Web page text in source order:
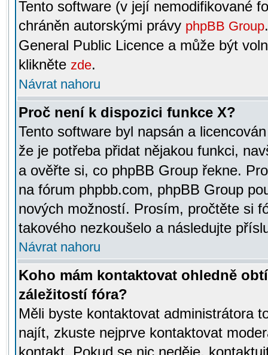
Tento software (v její nemodifikované
chráněn autorskými právy phpBB Group
General Public Licence a může být
klikněte zde.
Návrat nahoru
Proč není k dispozici funkce X?
Tento software byl napsán a
že je potřeba přidat nějakou funkci,
a ověřte si, co phpBB Group řekne.
na fórum phpbb.com, phpBB Group
nových možností. Prosím, pročtěte si
takového nezkoušelo a následujte
Návrat nahoru
Koho mám kontaktovat ohledně
záležitostí fóra?
Měli byste kontaktovat administrátora
najít, zkuste nejprve kontaktovat
kontakt. Pokud se nic neděje,